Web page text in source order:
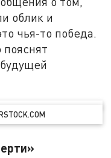
облик и
чья-то победа.